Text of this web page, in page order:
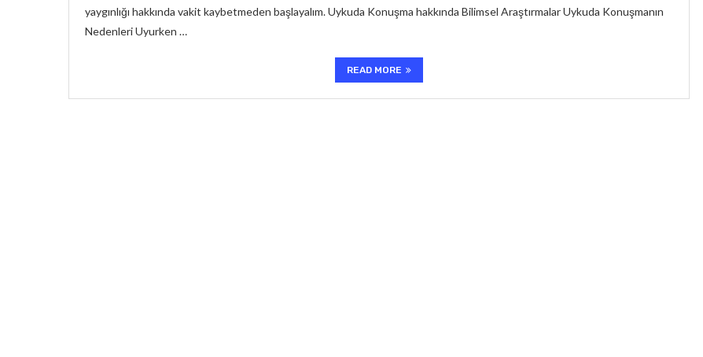
yaygınlığı hakkında vakit kaybetmeden başlayalım. Uykuda Konuşma hakkında Bilimsel Araştırmalar Uykuda Konuşmanın
Nedenleri Uyurken …
READ MORE